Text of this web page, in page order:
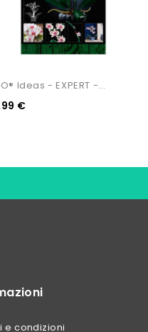
Ideas - EXPERT -...
€
e condizioni